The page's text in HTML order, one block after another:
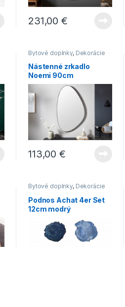
231,00€
Bytové doplnky, Dekorácie
Nástenné zrkadlo
Noemi 90cm
asymetrické čierne
113,00€
Bytové doplnky, Dekorácie
do bytu
Podnos Achat 4er Set
12cm modrý